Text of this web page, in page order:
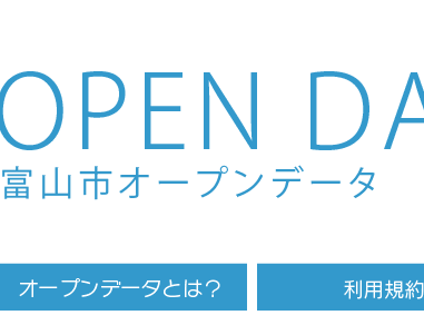
Skip to main content